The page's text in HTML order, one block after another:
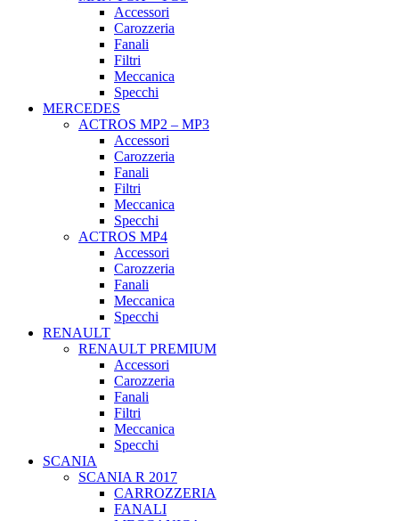
Accessori
Carozzeria
Fanali
Filtri
Meccanica
Specchi
MERCEDES
ACTROS MP2 – MP3
Accessori
Carozzeria
Fanali
Filtri
Meccanica
Specchi
ACTROS MP4
Accessori
Carozzeria
Fanali
Meccanica
Specchi
RENAULT
RENAULT PREMIUM
Accessori
Carozzeria
Fanali
Filtri
Meccanica
Specchi
SCANIA
SCANIA R 2017
CARROZZERIA
FANALI